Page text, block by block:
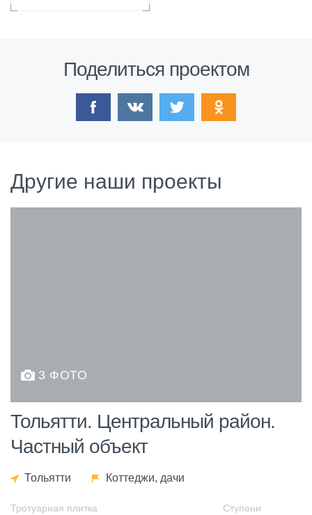
Поделиться проектом
Другие наши проекты
3 ФОТО
Тольятти. Центральный район.
Частный объект
Тольятти Коттеджи, дачи
Тротуарная плитка Ступени